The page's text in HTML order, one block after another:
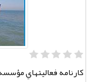
كارنامه فعاليتهاي